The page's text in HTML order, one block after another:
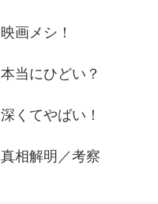
映画メシ！
本当にひどい？
深くてやばい！
真相解明／考察